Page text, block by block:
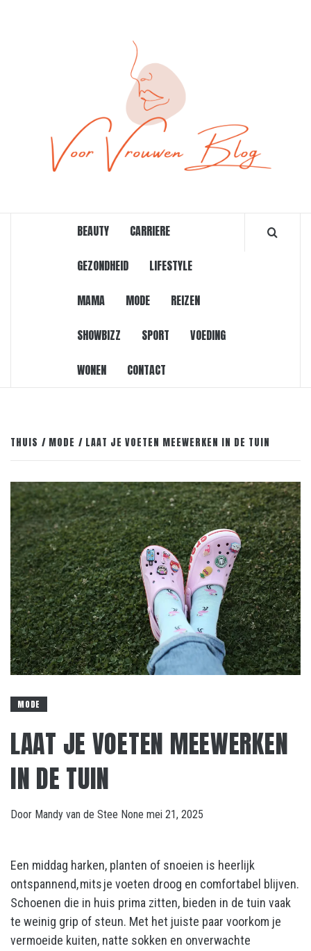
BEAUTY CARRIERE
GEZONDHEID LIFESTYLE
MAMA MODE REIZEN
SHOWBIZZ SPORT VOEDING
WONEN CONTACT
THUIS MODE LAAT JE VOETEN MEEWERKEN IN DE TUIN
MODE
LAAT JE VOETEN MEEWERKEN
IN DE TUIN
Door Mandy van de Stee None mei 21, 2025
Een middag harken, planten of snoeien is heerlijk
ontspannend, mits je voeten droog en comfortabel blijven.
Schoenen die in huis prima zitten, bieden in de tuin vaak
te weinig grip of steun. Met het juiste paar voorkom je
vermoeide kuiten, natte sokken en onverwachte